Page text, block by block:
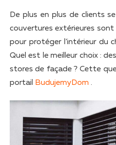
De plus en plus de clients
couvertures extérieures
pour protéger l’intérieur du
Quel est le meilleur choix :
stores de façade ? Cette
portail
BudujemyDom .